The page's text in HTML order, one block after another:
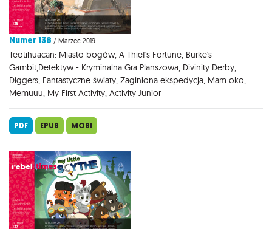
Numer 138 / Marzec 2019
Teotihuacan: Miasto bogów, A Thief's Fortune, Burke's
Gambit,Detektyw - Kryminalna Gra Planszowa, Divinity Derby,
Diggers, Fantastyczne światy, Zaginiona ekspedycja, Mam oko,
Memuuu, My First Activity, Activity Junior
PDF EPUB MOBI